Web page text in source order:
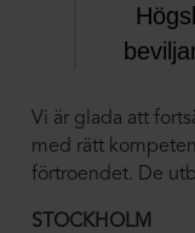
Vi är glada att
med rätt
förtroendet. De
STOCKHOLM